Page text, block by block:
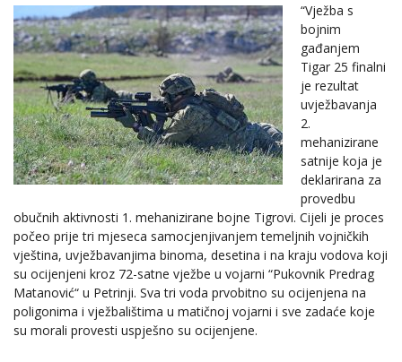
“Vježba s
bojnim
gađanjem
Tigar 25 finalni
je rezultat
uvježbavanja
2.
mehanizirane
satnije koja je
deklarirana za
provedbu
obučnih aktivnosti 1. mehanizirane bojne Tigrovi. Cijeli je proces
počeo prije tri mjeseca samocjenjivanjem temeljnih vojničkih
vještina, uvježbavanjima binoma, desetina i na kraju vodova koji
su ocijenjeni kroz 72-satne vježbe u vojarni “Pukovnik Predrag
Matanović“ u Petrinji. Sva tri voda prvobitno su ocijenjena na
poligonima i vježbalištima u matičnoj vojarni i sve zadaće koje
su morali provesti uspješno su ocijenjene.